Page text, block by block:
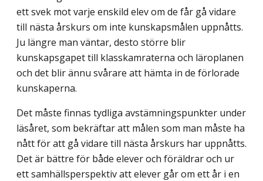
ett svek mot varje enskild elev om de får gå vidare
till nästa årskurs om inte kunskapsmålen uppnåtts.
Ju längre man väntar, desto större blir
kunskapsgapet till klasskamraterna och läroplanen
och det blir ännu svårare att hämta in de förlorade
kunskaperna.
Det måste finnas tydliga avstämningspunkter under
läsåret, som bekräftar att målen som man måste ha
nått för att gå vidare till nästa årskurs har uppnåtts.
Det är bättre för både elever och föräldrar och ur
ett samhällsperspektiv att elever går om ett år i en